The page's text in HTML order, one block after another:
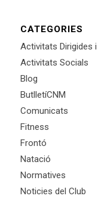
CATEGORIES
Activitats Dirigides
Activitats Socials
Blog
ButlletíCNM
Comunicats
Fitness
Frontó
Natació
Normatives
Noticies del Club